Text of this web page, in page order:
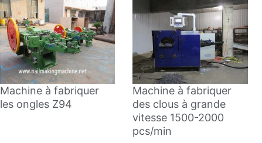
Machine à fabriquer
les ongles Z94
Machine à fabriquer
des clous à grande
vitesse 1500-2000
pcs/min